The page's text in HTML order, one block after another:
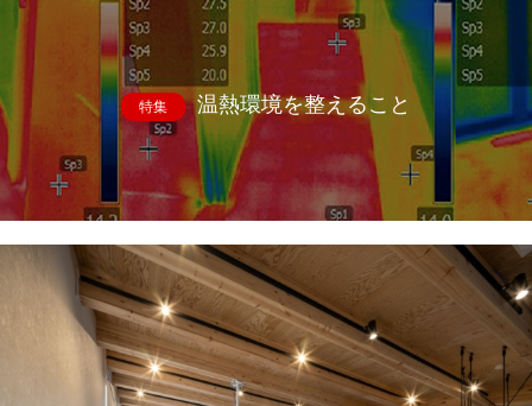
特集 温熱環境を整えること